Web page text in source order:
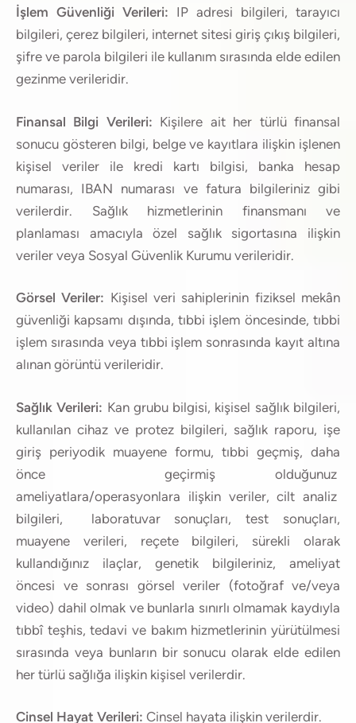
İşlem Güvenliği Verileri: IP adresi bilgileri, tarayıcı
bilgileri, çerez bilgileri, internet sitesi giriş çıkış bilgileri,
şifre ve parola bilgileri ile kullanım sırasında elde edilen
gezinme verileridir.
Finansal Bilgi Verileri: Kişilere ait her türlü finansal
sonucu gösteren bilgi, belge ve kayıtlara ilişkin işlenen
kişisel veriler ile kredi kartı bilgisi, banka hesap
numarası, IBAN numarası ve fatura bilgileriniz gibi
verilerdir. Sağlık hizmetlerinin finansmanı ve
planlaması amacıyla özel sağlık sigortasına ilişkin
veriler veya Sosyal Güvenlik Kurumu verileridir.
Görsel Veriler: Kişisel veri sahiplerinin fiziksel mekân
güvenliği kapsamı dışında, tıbbi işlem öncesinde, tıbbi
işlem sırasında veya tıbbi işlem sonrasında kayıt altına
alınan görüntü verileridir.
Sağlık Verileri: Kan grubu bilgisi, kişisel sağlık bilgileri,
kullanılan cihaz ve protez bilgileri, sağlık raporu, işe
giriş periyodik muayene formu, tıbbi geçmiş, daha
önce geçirmiş olduğunuz
ameliyatlara/operasyonlara ilişkin veriler, cilt analiz
bilgileri, laboratuvar sonuçları, test sonuçları,
muayene verileri, reçete bilgileri, sürekli olarak
kullandığınız ilaçlar, genetik bilgileriniz, ameliyat
öncesi ve sonrası görsel veriler (fotoğraf ve/veya
video) dahil olmak ve bunlarla sınırlı olmamak kaydıyla
tıbbî teşhis, tedavi ve bakım hizmetlerinin yürütülmesi
sırasında veya bunların bir sonucu olarak elde edilen
her türlü sağlığa ilişkin kişisel verilerdir.
Cinsel Hayat Verileri: Cinsel hayata ilişkin verilerdir.